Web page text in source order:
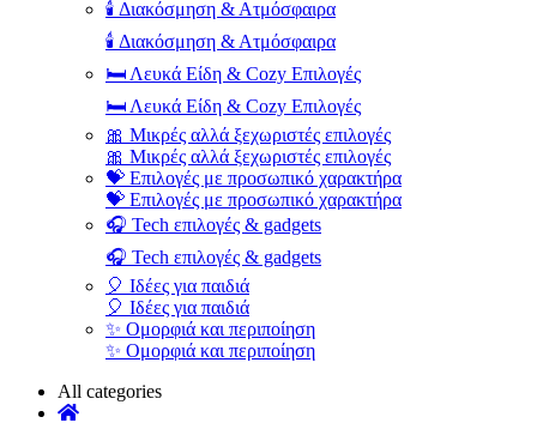
🕯️ Διακόσμηση & Ατμόσφαιρα
🕯️ Διακόσμηση & Ατμόσφαιρα
🛏️ Λευκά Είδη & Cozy Επιλογές
🛏️ Λευκά Είδη & Cozy Επιλογές
🎀 Μικρές αλλά ξεχωριστές επιλογές
🎀 Μικρές αλλά ξεχωριστές επιλογές
💝 Επιλογές με προσωπικό χαρακτήρα
💝 Επιλογές με προσωπικό χαρακτήρα
🎧 Tech επιλογές & gadgets
🎧 Tech επιλογές & gadgets
🎈 Ιδέες για παιδιά
🎈 Ιδέες για παιδιά
✨ Ομορφιά και περιποίηση
✨ Ομορφιά και περιποίηση
All categories